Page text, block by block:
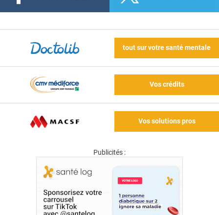
tout sur votre santé mentale
Vos crédits
Vos solutions pros
Publicités :